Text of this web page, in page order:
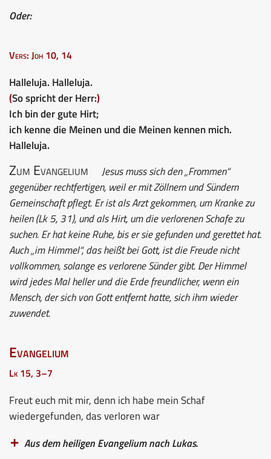
Oder:
Vers: Joh 10, 14
Halleluja. Halleluja.
(So spricht der Herr:)
Ich bin der gute Hirt;
ich kenne die Meinen und die Meinen kennen mich.
Halleluja.
Zum Evangelium
Jesus muss sich den „Frommen“
gegenüber rechtfertigen, weil er mit Zöllnern und Sündern
Gemeinschaft pflegt. Er ist als Arzt gekommen, um Kranke zu
heilen (Lk 5, 31), und als Hirt, um die verlorenen Schafe zu
suchen. Er hat keine Ruhe, bis er sie gefunden und gerettet hat.
Auch „im Himmel“, das heißt bei Gott, ist die Freude nicht
vollkommen, solange es verlorene Sünder gibt. Der Himmel
wird jedes Mal heller und die Erde freundlicher, wenn ein
Mensch, der sich von Gott entfernt hatte, sich ihm wieder
zuwendet.
Evangelium
Lk 15, 3–7
Freut euch mit mir, denn ich habe mein Schaf
wiedergefunden, das verloren war
Aus dem heiligen Evangelium nach Lukas.